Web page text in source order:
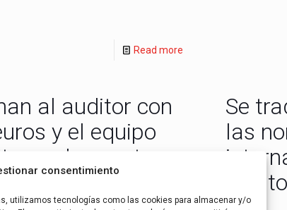
consentimiento
utilizamos tecnologías como las cookies para almacenar y/o
Read more
al auditor con
y el equipo
de cuentas
La sociedad de auditores de una
Se
las